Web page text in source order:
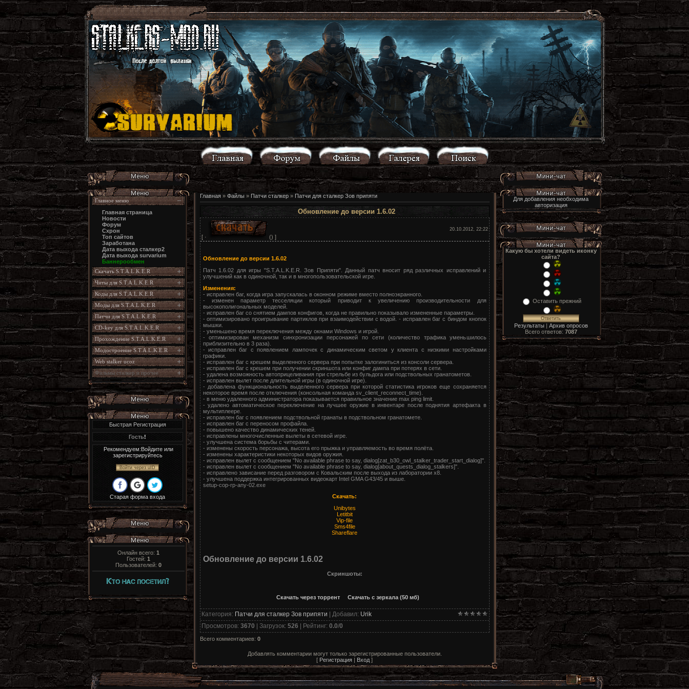
Главное меню
Главная страница
Новости
Форум
Схрон
Топ сайтов
Заработана
Дата выхода сталкер2
Дата выхода survarium
Баннерообмен
Скачать S.T.A.L.K.E.R
Читы для S.T.A.L.K.E.R
Коды для S.T.A.L.K.E.R
Моды для S.T.A.L.K.E.R
Патчи для S.T.A.L.K.E.R
CD-key для S.T.A.L.K.E.R
Прохождение S.T.A.L.K.E.R
Модостроение S.T.A.L.K.E.R
Web stalker ucoz
Фильмы сталкер и прочее
Быстрая Регистрация
Гость!
Рекомендуем:Войдите или
зарегистрируйтесь
Войти через uID
Старая форма входа
Онлайн всего: 1
Гостей: 1
Пользователей: 0
Главная» Файлы» Патчи сталкер» Патчи для сталкер Зов припяти
Обновление до версии 1.6.02
[ · () ]
20.10.2012, 22:22
Обновление до версии 1.6.02
Патч 1.6.02 для игры "S.T.A.L.K.E.R. Зов Припяти". Данный патч вносит ряд различных исправлений и
улучшений как в одиночной, так и в многопользовательской игре.
Изменения:
- исправлен баг, когда игра запускалась в оконном режиме вместо полноэкранного.
- изменен параметр тесселяции который приводит к увеличению производительности для
высокополигональных моделей.
- исправлен баг со снятием дампов конфигов, когда не правильно показывало измененные параметры.
- оптимизировано проигрывание партиклов при взаимодейcтвии с водой. - исправлен баг с биндом кнопок
мышки.
- уменьшено время переключения между окнами Windows и игрой.
- оптимизирован механизм синхронизации персонажей по сети (количество трафика уменьшилось
приблизительно в 3 раза).
- исправлен баг с появлением лампочек с динамическим светом у клиента с низкими настройками
графики.
- исправлен баг с крешем выделенного сервера при попытке залогиниться из консоли сервера.
- исправлен баг с крешем при получении скриншота или конфиг дампа при потерях в сети.
- удалена возможность автоприцеливания при стрельбе из бульдога или подствольных гранатометов.
- исправлен вылет после длительной игры (в одиночной игре).
- добавлена функциональность выделенного сервера при которой статистика игроков еще сохраняется
некоторое время после отключения (консольная команда sv_client_reconnect_time).
- в меню удаленного администратора показывается правильное значение max ping limit.
- удалено автоматическое переключение на лучшее оружие в инвентаре после поднятия артефакта в
мультиплеере.
- исправлен баг с появлением подствольной гранаты в подствольном гранатомете.
- исправлен баг с переносом профайла.
- повышено качество динамических теней.
- исправлены многочисленные вылеты в сетевой игре.
- улучшена система борьбы с читерами.
- изменены скорость персонажа, высота его прыжка и управляемость во время полёта.
- изменены характеристики некоторых видов оружия.
- исправлен вылет с сообщением "No available phrase to say, dialog[zat_b30_owl_stalker_trader_start_dialog]".
- исправлен вылет с сообщением "No available phrase to say, dialog[about_quests_dialog_stalkers]".
- исправлено зависание перед разговором с Ковальским после выхода из лаборатории х8.
- улучшена поддержка интегрированных видеокарт Intel GMA G43/45 и выше.
setup-cop-rp-any-02.exe
Скачать:
Unibytes
Letitbit
Vip-file
Sms4file
Shareflare
Обновление до версии 1.6.02
Скриншоты:
Скачать через торрент Скачать с зеркала (50 мб)
Категория: Патчи для сталкер Зов припяти | Добавил: Urik
Просмотров: 3670 | Загрузок: 526 | Рейтинг: 0.0/0
Всего комментариев: 0
Добавлять комментарии могут только зарегистрированные пользователи.
[ Регистрация | Вход ]
Для добавления необходима
авторизация
Какую бы хотели видеть иконку
сайта?
Оставить прежний
Результаты| Архив опросов
Всего ответов: 7087